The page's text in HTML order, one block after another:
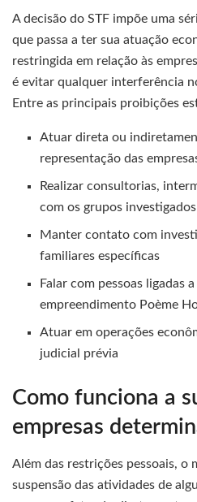
A decisão do STF impõe uma
que passa a ter sua atuação
restringida em relação às
é evitar qualquer interferência
Entre as principais proibições
Atuar direta ou
representação das
Realizar consultorias,
com os grupos investigados
Manter contato com
familiares específicas
Falar com pessoas ligadas
empreendimento Poème
Atuar em operações
judicial prévia
Como funciona a
empresas
Além das restrições pessoais, o
suspensão das atividades de